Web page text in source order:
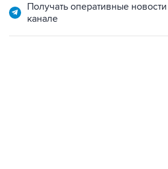
Получать оперативные
канале